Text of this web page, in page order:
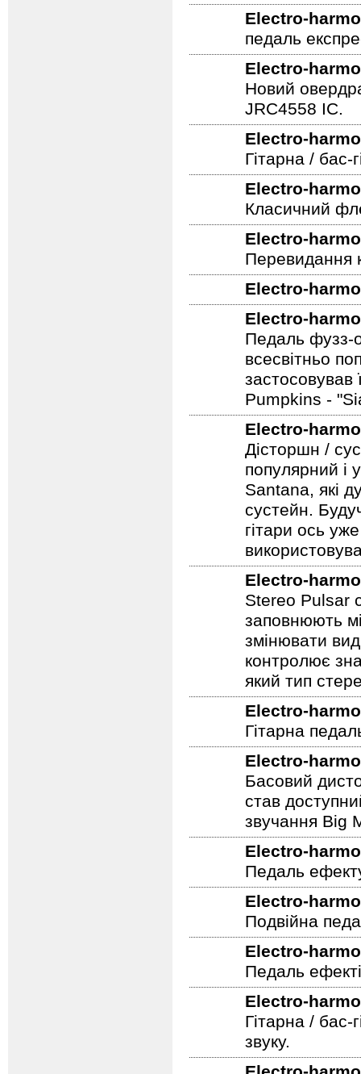
Electro-
Гітарна
Electro-
педаль
Electro-
Новий
JRC4558 IC.
Electro-
Гітарна /
Electro-
Класичний
Electro-
Перевидання
Electro-
Electro-
Педаль фузз-
всесвітньо
застосовував
Pumpkins -
Electro-
Дісторшн /
популярний і
Santana, які
сустейн.
гітари ось
Electro-
Stereo Pulsar
заповнюють
змінювати
контролює
який тип
Electro-
Гітарна
Electro-
Басовий
став
звучання Big
Electro-
Педаль
Electro-
Подвійна
Electro-
Педаль
Electro-